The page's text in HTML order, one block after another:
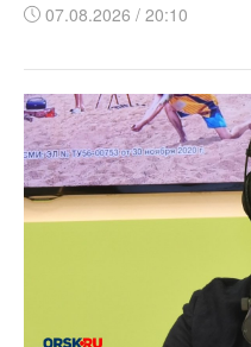
07.08.2026 / 20:10